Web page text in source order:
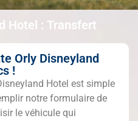
Hotel : Transfert
Orly Disneyland
!
Hotel est simple
notre formulaire de
le véhicule qui